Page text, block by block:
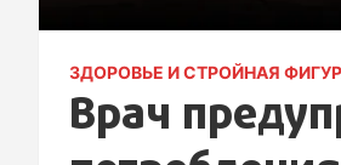
ЗДОРОВЬЕ И СТРОЙНАЯ
Врач